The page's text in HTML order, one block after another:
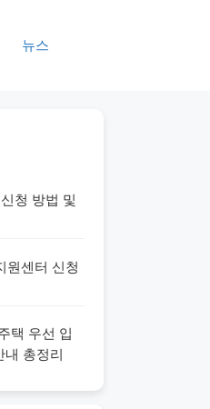
뉴스
청 방법 및
원센터 신청
택 우선 입
내 총정리